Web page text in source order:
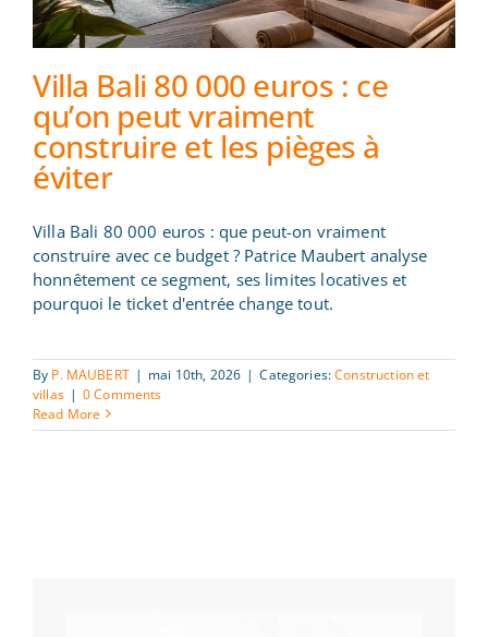
Villa Bali 80 000 euros : ce qu’on
pièges à éviter
Villa Bali 80 000 euros : ce
qu’on peut vraiment
construire et les pièges à
éviter
Villa Bali 80 000 euros : que peut-on vraiment
construire avec ce budget ? Patrice Maubert analyse
honnêtement ce segment, ses limites locatives et
pourquoi le ticket d'entrée change tout.
By P. MAUBERT | mai 10th, 2026 | Categories:Construction et
villas | 0 Comments
Read More